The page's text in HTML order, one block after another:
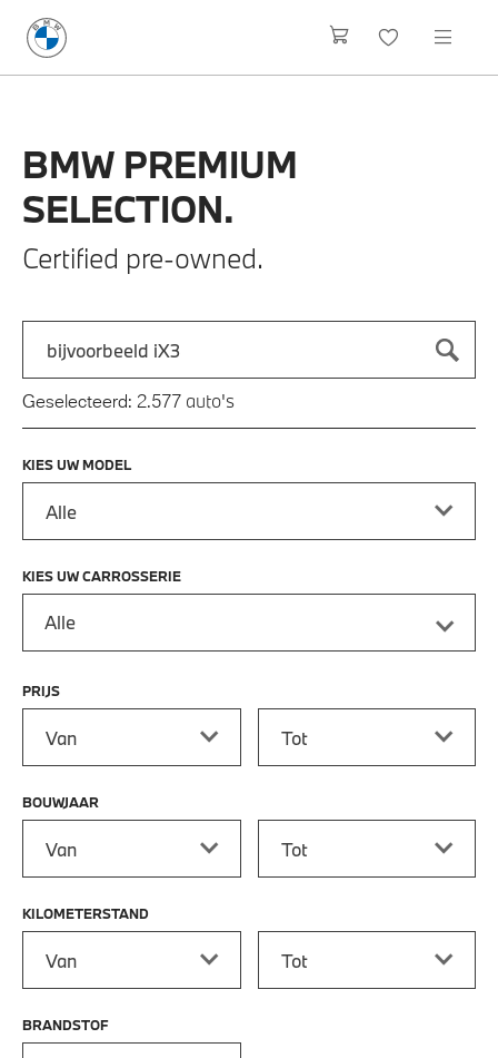
BMW PREMIUM
SELECTION.
Certified pre-owned.
Zoek naar een automodel, bijvoorbeeld 3 Serie M-Sport
Typ een automodel in en druk op enter om te zoeken
Geselecteerd: 2.577 auto's
KIES UW MODEL
KIES UW CARROSSERIE
Alle
PRIJS
BOUWJAAR
KILOMETERSTAND
BRANDSTOF